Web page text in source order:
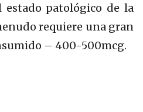
estado patológico de la
requiere una gran
– 400-500mcg.